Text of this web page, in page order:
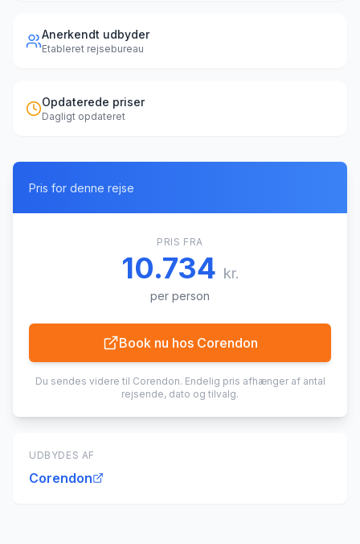
Anerkendt udbyder
Etableret rejsebureau
Opdaterede priser
Dagligt opdateret
Pris for denne rejse
PRIS FRA
10.734 kr.
per person
Book nu hos Corendon
Du sendes videre til Corendon. Endelig pris afhænger af antal
rejsende, dato og tilvalg.
UDBYDES AF
Corendon